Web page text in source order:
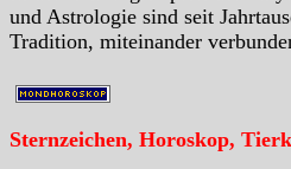
und Astrologie sind seit
Tradition, miteinander
Sternzeichen, Horoskop,